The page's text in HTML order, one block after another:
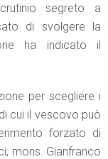
segreto a
di svolgere la
ha indicato il
per scegliere i
cui il vescovo può
forzato di
mons. Gianfranco